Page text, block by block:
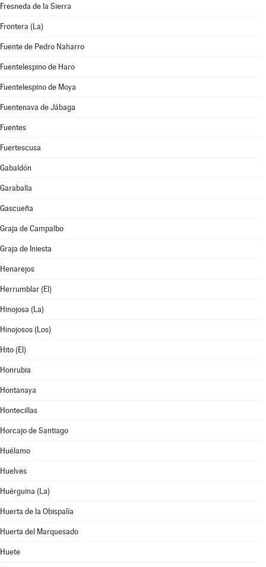
Fresneda de la Sierra
Frontera (La)
Fuente de Pedro Naharro
Fuentelespino de Haro
Fuentelespino de Moya
Fuentenava de Jábaga
Fuentes
Fuertescusa
Gabaldón
Garaballa
Gascueña
Graja de Campalbo
Graja de Iniesta
Henarejos
Herrumblar (El)
Hinojosa (La)
Hinojosos (Los)
Hito (El)
Honrubia
Hontanaya
Hontecillas
Horcajo de Santiago
Huélamo
Huelves
Huérguina (La)
Huerta de la Obispalía
Huerta del Marquesado
Huete